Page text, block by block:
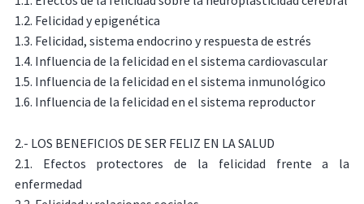
1.2. Felicidad y epigenética
1.3. Felicidad, sistema endocrino y respuesta de estrés
1.4. Influencia de la felicidad en el sistema cardiovascular
1.5. Influencia de la felicidad en el sistema inmunológico
1.6. Influencia de la felicidad en el sistema reproductor
2.- LOS BENEFICIOS DE SER FELIZ EN LA SALUD
2.1. Efectos protectores de la felicidad frente a la
enfermedad